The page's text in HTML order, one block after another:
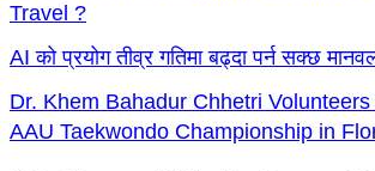
Travel ?
AI को प्रयोग तीव्र गतिमा बढ्दा पर्न सक्छ
Dr. Khem Bahadur Chhetri
AAU Taekwondo Championship in